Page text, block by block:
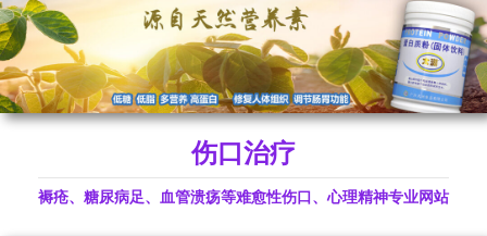
伤口治疗
褥疮、糖尿病足、血管溃疡等难愈性伤口、心理精神专业网站